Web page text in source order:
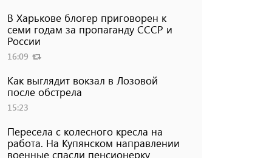
В Харькове блогер приговорен к
семи годам за пропаганду СССР и
России
16:09
Как выглядит вокзал в Лозовой
после обстрела
15:23
Пересела с колесного кресла на
работа. На Купянском направлении
военные спасли пенсионерку